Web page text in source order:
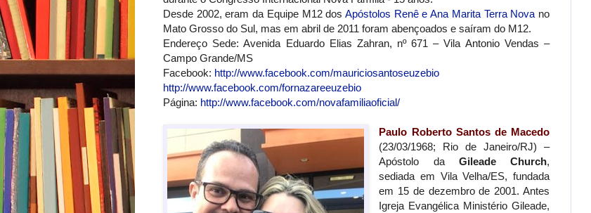
Desde 2002, eram da Equipe M12 dos Apóstolos Renê e Ana Marita Terra Nova no
Mato Grosso do Sul, mas em abril de 2011 foram abençoados e saíram do M12.
Endereço Sede: Avenida Eduardo Elias Zahran, nº 671 – Vila Antonio Vendas –
Campo Grande/MS
Facebook: http://www.facebook.com/mauriciosantoseuzebio
http://www.facebook.com/fornazareeuzebio
Página: http://www.facebook.com/novafamiliaoficial/
Paulo Roberto Santos de Macedo
(23/03/1968; Rio de Janeiro/RJ) –
Apóstolo da Gileade Church,
sediada em Vila Velha/ES, fundada
em 15 de dezembro de 2001. Antes
Igreja Evangélica Ministério Gileade,